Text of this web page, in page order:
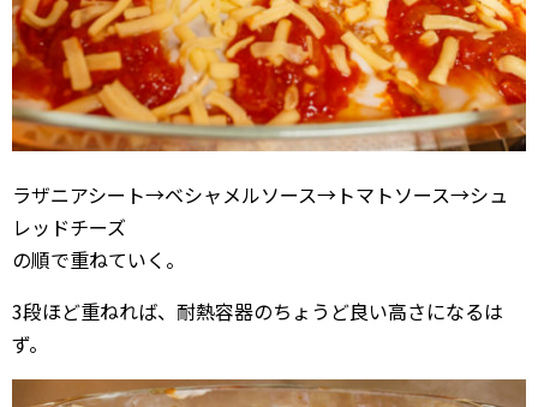
ラザニアシート→ベシャメルソース→トマトソース→シュ
レッドチーズ
の順で重ねていく。
3段ほど重ねれば、耐熱容器のちょうど良い高さになるは
ず。